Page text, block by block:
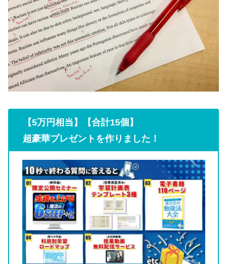
【5万円相当】【合計15個】
超豪華プレゼントを作りました！